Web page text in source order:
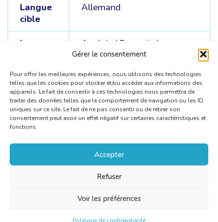
Gérer le consentement
Pour offrir les meilleures expériences, nous utilisons des technologies
telles que les cookies pour stocker et/ou accéder aux informations des
appareils. Le fait de consentir à ces technologies nous permettra de
traiter des données telles que le comportement de navigation ou les ID
uniques sur ce site. Le fait de ne pas consentir ou de retirer son
consentement peut avoir un effet négatif sur certaines caractéristiques et
fonctions.
Accepter
Refuser
Voir les préférences
Langue
cible
Allemand
Langue
Anglais / Français /
Néerlandais